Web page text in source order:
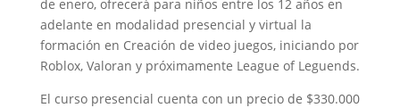
de enero, ofrecerá para niños entre los 12 años en
adelante en modalidad presencial y virtual la
formación en Creación de video juegos, iniciando por
Roblox, Valoran y próximamente League of Leguends.
El curso presencial cuenta con un precio de $330.000